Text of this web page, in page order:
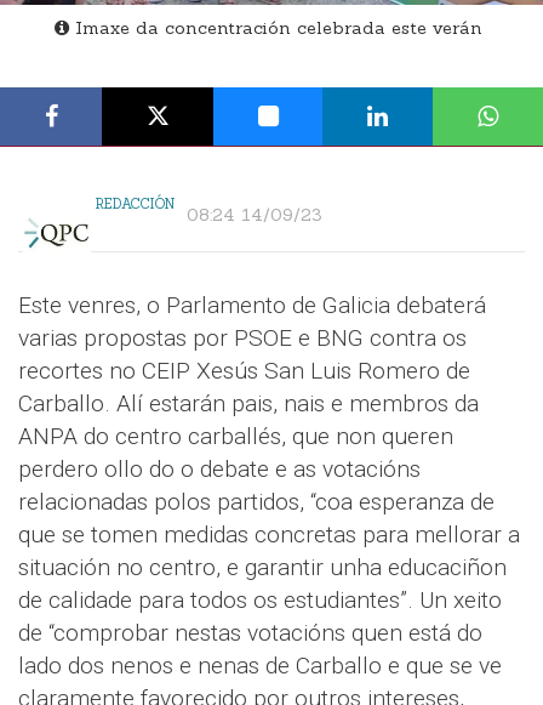
Imaxe da concentración celebrada este verán
REDACCIÓN 08:24 14/09/23
Este venres, o Parlamento de Galicia debaterá
varias propostas por PSOE e BNG contra os
recortes no CEIP Xesús San Luis Romero de
Carballo. Alí estarán pais, nais e membros da
ANPA do centro carballés, que non queren
perdero ollo do o debate e as votacións
relacionadas polos partidos, “coa esperanza de
que se tomen medidas concretas para mellorar a
situación no centro, e garantir unha educaciñon
de calidade para todos os estudiantes”. Un xeito
de “comprobar nestas votacións quen está do
lado dos nenos e nenas de Carballo e que se ve
claramente favorecido por outros intereses,